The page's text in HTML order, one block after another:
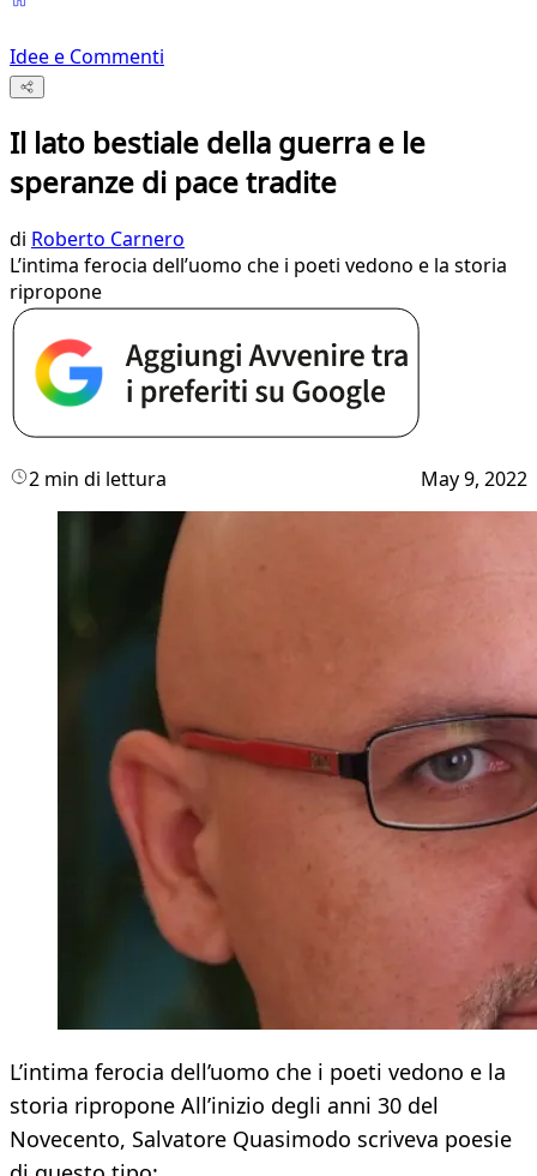
Idee e Commenti
Il lato bestiale della guerra e le
speranze di pace tradite
di Roberto Carnero
L’intima ferocia dell’uomo che i poeti vedono e la storia
ripropone
2 min di lettura May 9, 2022
L’intima ferocia dell’uomo che i poeti vedono e la
storia ripropone All’inizio degli anni 30 del
Novecento, Salvatore Quasimodo scriveva poesie